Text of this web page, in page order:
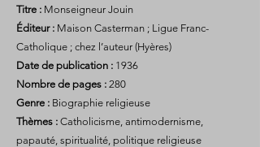
Titre : Monseigneur Jouin
Éditeur : Maison Casterman ; Ligue Franc-
Catholique ; chez l’auteur (Hyères)
Date de publication : 1936
Nombre de pages : 280
Genre : Biographie religieuse
Thèmes : Catholicisme, antimodernisme,
papauté, spiritualité, politique religieuse